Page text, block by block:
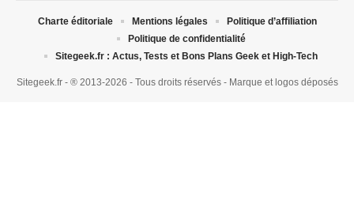
Sitegeek.fr - ® 2013-2026 - Tous droits réservés - Marque et logos déposés
Charte éditoriale Mentions légales
Politique d’affiliation
Politique de confidentialité
Sitegeek.fr : Actus, Tests et Bons Plans Geek et High-Tech